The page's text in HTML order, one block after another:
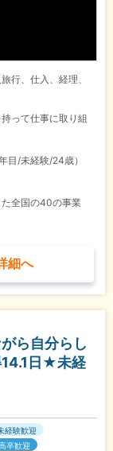
行、仕入、経理、
って仕事に取り組
目/未経験/24歳）
た全国の40の事業
細へ
ら自分らし
14.1日★未経
経験歓迎
卒歓迎